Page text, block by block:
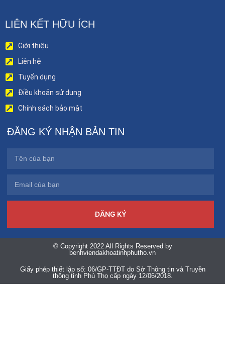
LIÊN KẾT HỮU ÍCH
Giới thiệu
Liên hệ
Tuyển dụng
Điều khoản sử dụng
Chính sách bảo mật
ĐĂNG KÝ NHẬN BẢN TIN
ĐĂNG KÝ
© Copyright 2022 All Rights Reserved by
benhviendakhoatinhphutho.vn
Giấy phép thiết lập số: 06/GP-TTĐT do Sở Thông tin và Truyền
thông tỉnh Phú Thọ cấp ngày 12/06/2018.